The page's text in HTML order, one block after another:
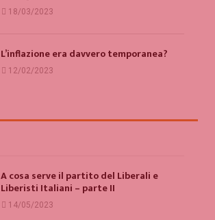
18/03/2023
L’inflazione era davvero temporanea?
12/02/2023
A cosa serve il partito del Liberali e
Liberisti Italiani – parte II
14/05/2023